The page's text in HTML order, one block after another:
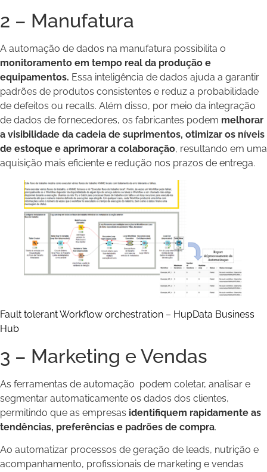
2 – Manufatura
A automação de dados na manufatura possibilita o
monitoramento em tempo real da produção e
equipamentos. Essa inteligência de dados ajuda a garantir
padrões de produtos consistentes e reduz a probabilidade
de defeitos ou recalls. Além disso, por meio da integração
de dados de fornecedores, os fabricantes podem melhorar
a visibilidade da cadeia de suprimentos, otimizar os níveis
de estoque e aprimorar a colaboração, resultando em uma
aquisição mais eficiente e redução nos prazos de entrega.
Fault tolerant Workflow orchestration – HupData Business
Hub
3 – Marketing e Vendas
As ferramentas de automação podem coletar, analisar e
segmentar automaticamente os dados dos clientes,
permitindo que as empresas identifiquem rapidamente as
tendências, preferências e padrões de compra.
Ao automatizar processos de geração de leads, nutrição e
acompanhamento, profissionais de marketing e vendas